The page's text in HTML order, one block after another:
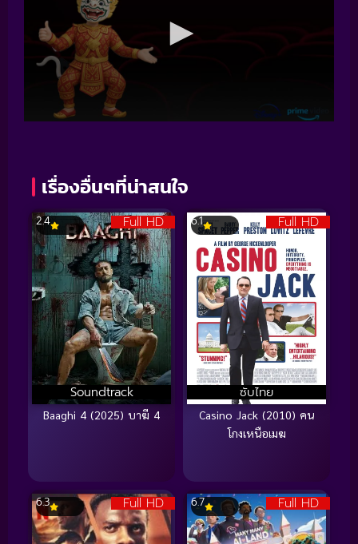
เรื่องอื่นๆที่น่าสนใจ
Full HD
Soundtrack
2.4
Baaghi 4 (2025) บาฆี 4
Full HD
ซับไทย
6.1
Casino Jack (2010) คน
โกงเหนือเมฆ
Full HD
6.3 Full HD
6.7